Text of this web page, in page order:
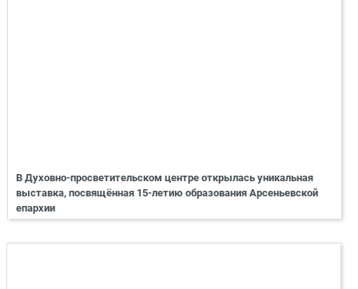
В Духовно-просветительском центре открылась уникальная
выставка, посвящённая 15-летию образования Арсеньевской
епархии